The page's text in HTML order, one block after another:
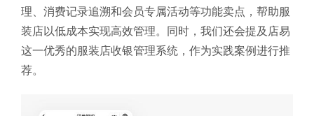
理、消费记录追溯和会员专属活动等功能卖点，帮助服
装店以低成本实现高效管理。同时，我们还会提及店易
这一优秀的服装店收银管理系统，作为实践案例进行推
荐。